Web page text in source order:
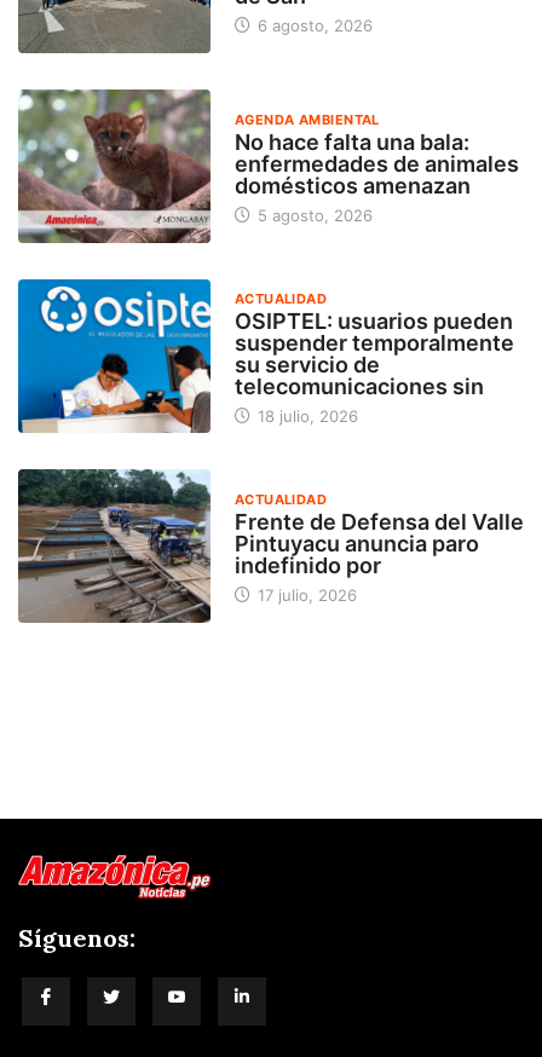
6 agosto, 2026
AGENDA AMBIENTAL
No hace falta una bala:
enfermedades de animales
domésticos amenazan
5 agosto, 2026
ACTUALIDAD
OSIPTEL: usuarios pueden
suspender temporalmente
su servicio de
telecomunicaciones sin
18 julio, 2026
ACTUALIDAD
Frente de Defensa del Valle
Pintuyacu anuncia paro
indefinido por
17 julio, 2026
Síguenos: